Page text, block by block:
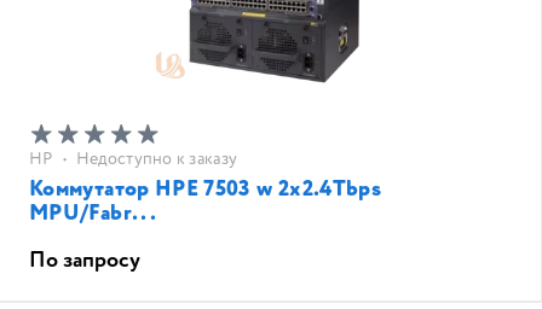
HP • Недоступно к заказу
Коммутатор HPE 7503 w 2x2.4Tbps
MPU/Fabr...
По запросу